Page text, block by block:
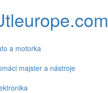
a motorka
majster a nástroje